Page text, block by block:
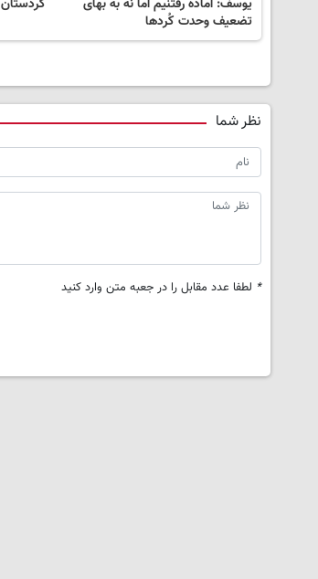
یوسف: آماده رفتنیم اما نه به بهای
تضعیف وحدت کُردها
نظر شما
* لطفا عدد مقابل را در جعبه متن وارد کنید